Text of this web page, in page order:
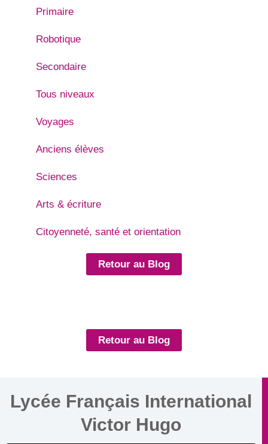
Primaire
Robotique
Secondaire
Tous niveaux
Voyages
Anciens élèves
Sciences
Arts & écriture
Citoyenneté, santé et orientation
Retour au Blog
Retour au Blog
Lycée Français International
Victor Hugo